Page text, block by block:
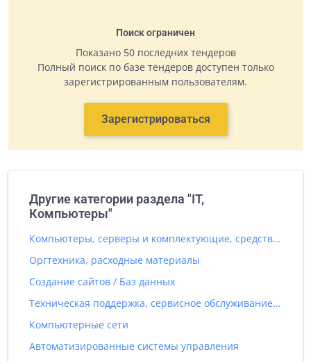
Поиск ограничен
Показано 50 последних тендеров
Полный поиск по базе тендеров доступен только
зарегистрированным пользователям.
Зарегистрироваться
Другие категории раздела "IT,
Компьютеры"
Компьютеры, серверы и комплектующие, средства вычислительной техники
Оргтехника, расходные материалы
Создание сайтов / Баз данных
Техническая поддержка, сервисное обслуживание IT оборудования
Компьютерные сети
Автоматизированные системы управления